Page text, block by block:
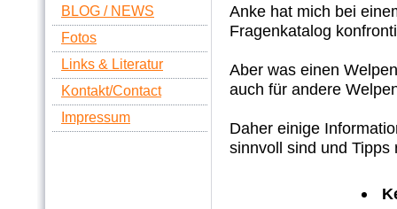
BLOG / NEWS
Fotos
Links & Literatur
Kontakt/Contact
Impressum
Anke hat mich bei
Fragenkatalog
Aber was einen
auch für andere
Daher einige
sinnvoll sind und